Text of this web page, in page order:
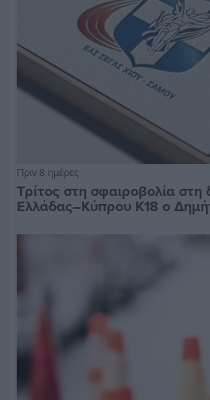
Πριν 8 ημέρες
Τρίτος στη σφαιροβολία στη
Ελλάδας–Κύπρου Κ18 ο